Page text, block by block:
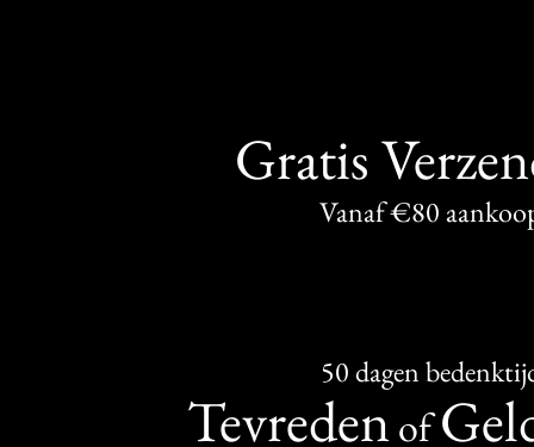
Gratis
Vanaf €80
50 dagen
Tevredenof